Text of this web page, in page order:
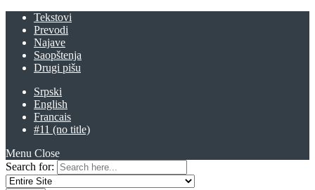
Tekstovi
Prevodi
Najave
Saopštenja
Drugi pišu
Srpski
English
Francais
#11 (no title)
Menu Close
Search for: